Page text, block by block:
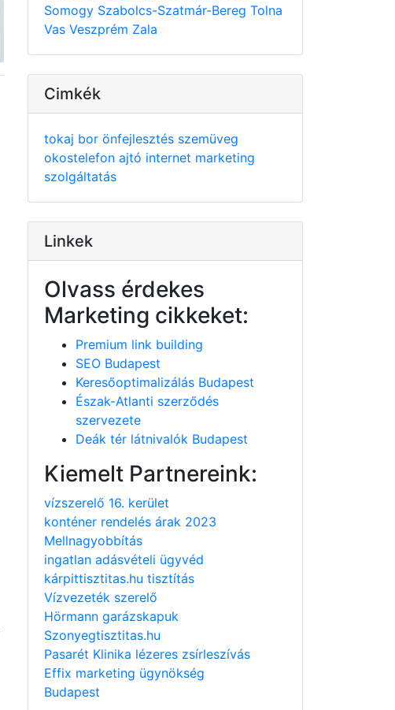
Somogy Szabolcs-Szatmár-Bereg Tolna
Vas Veszprém Zala
Cimkék
tokaj bor önfejlesztés szemüveg
okostelefon ajtó internet marketing
szolgáltatás
Linkek
Olvass érdekes
Marketing cikkeket:
Premium link building
SEO Budapest
Keresőoptimalizálás Budapest
Észak-Atlanti szerződés
szervezete
Deák tér látnivalók Budapest
Kiemelt Partnereink:
vízszerelő 16. kerület
konténer rendelés árak 2023
Mellnagyobbítás
ingatlan adásvételi ügyvéd
kárpittisztitas.hu tisztítás
Vízvezeték szerelő
Hörmann garázskapuk
Szonyegtisztitas.hu
Pasarét Klinika lézeres zsírleszívás
Effix marketing ügynökség
Budapest